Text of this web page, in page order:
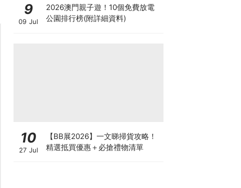
9
09 Jul
2026澳門親子遊！10個免費放電
公園排行榜(附詳細資料)
10
27 Jul
【BB展2026】一文睇掃貨攻略！
精選抵買優惠＋必搶禮物清單